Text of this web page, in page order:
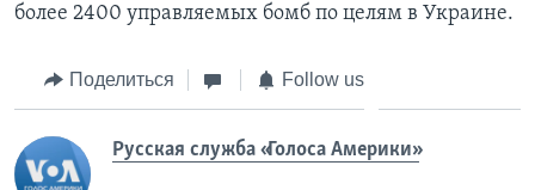
более 2400 управляемых бомб по целям в Украине.
Поделиться Follow us
Русская служба «Голоса Америки»